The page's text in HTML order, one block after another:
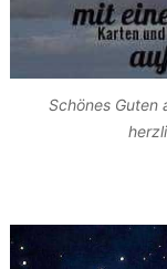
Schönes Guten